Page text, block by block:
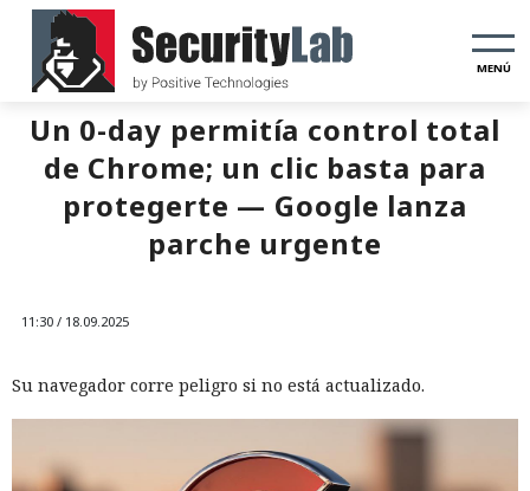
MENÚ
Un 0-day permitía control total
de Chrome; un clic basta para
protegerte — Google lanza
parche urgente
11:30 / 18.09.2025
Su navegador corre peligro si no está actualizado.